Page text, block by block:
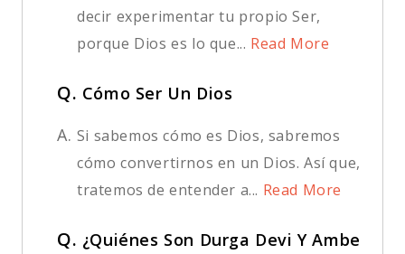
decir experimentar tu propio Ser,
porque Dios es lo que... Read More
Q. Cómo Ser Un Dios
A. Si sabemos cómo es Dios, sabremos
cómo convertirnos en un Dios. Así que,
tratemos de entender a... Read More
Q. ¿Quiénes Son Durga Devi Y Ambe